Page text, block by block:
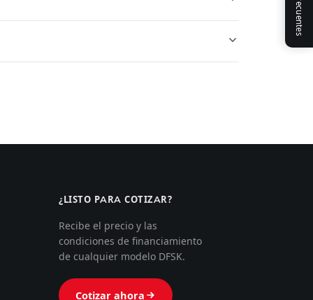
¿LISTO PARA COTIZAR?
Recibe el precio y las
condiciones de financiamiento
de cualquier modelo DFSK.
Cotizar ahora